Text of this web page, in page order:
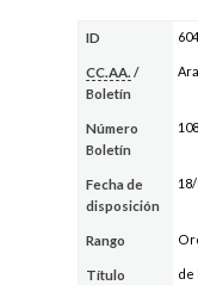
ID
CC.AA. /
Boletín
Número
Boletín
108
Fecha de
disposición
Rango
Título
de